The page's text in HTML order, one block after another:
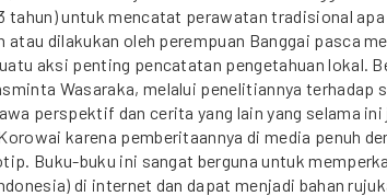
tahun) untuk mencatat perawatan tradisional
atau dilakukan oleh perempuan Banggai pasca
aksi penting pencatatan pengetahuan lokal.
Wasaraka, melalui penelitiannya terhadap
perspektif dan cerita yang lain yang selama ini
karena pemberitaannya di media penuh
Buku-buku ini sangat berguna untuk
di internet dan dapat menjadi bahan